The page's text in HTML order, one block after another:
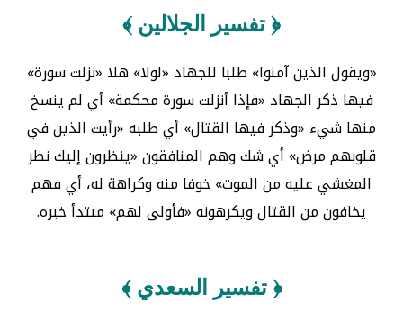
﴿ تفسير الجلالين ﴾
«ويقول الذين آمنوا» طلبا للجهاد «لولا» هلا «نزلت سورة»
فيها ذكر الجهاد «فإذا أنزلت سورة محكمة» أي لم ينسخ
منها شيء «وذكر فيها القتال» أي طلبه «رأيت الذين في
قلوبهم مرض» أي شك وهم المنافقون «ينظرون إليك نظر
المغشي عليه من الموت» خوفا منه وكراهة له، أي فهم
يخافون من القتال ويكرهونه «فأولى لهم» مبتدأ خبره.
﴿ تفسير السعدي ﴾